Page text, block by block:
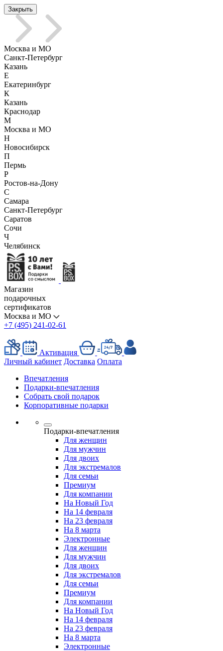
Закрыть
Москва и МО
Санкт-Петербург
Казань
Е
Екатеринбург
К
Казань
Краснодар
М
Москва и МО
Н
Новосибирск
П
Пермь
Р
Ростов-на-Дону
С
Самара
Санкт-Петербург
Саратов
Сочи
Ч
Челябинск
Магазин
подарочных
сертификатов
Москва и МО
+7 (495) 241-02-61
Активация
Личный кабинет Доставка Оплата
Впечатления
Подарки-впечатления
Собрать свой подарок
Корпоративные подарки
Подарки-впечатления
Для женщин
Для мужчин
Для двоих
Для экстремалов
Для семьи
Премиум
Для компании
На Новый Год
На 14 февраля
На 23 февраля
На 8 марта
Электронные
Для женщин
Для мужчин
Для двоих
Для экстремалов
Для семьи
Премиум
Для компании
На Новый Год
На 14 февраля
На 23 февраля
На 8 марта
Электронные